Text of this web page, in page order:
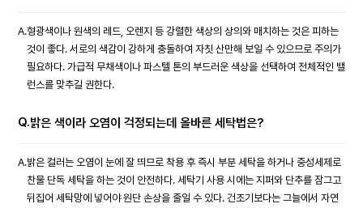
A.형광색이나 원색의 레드, 오렌지 등 강렬한 색상의 상의와 매치하는 것은 피하는
것이 좋다. 서로의 색감이 강하게 충돌하여 자칫 산만해 보일 수 있으므로 주의가
필요하다. 가급적 무채색이나 파스텔 톤의 부드러운 색상을 선택하여 전체적인 밸
런스를 맞추길 권한다.
Q.밝은 색이라 오염이 걱정되는데 올바른 세탁법은?
A.밝은 컬러는 오염이 눈에 잘 띄므로 착용 후 즉시 부분 세탁을 하거나 중성세제로
찬물 단독 세탁을 하는 것이 안전하다. 세탁기 사용 시에는 지퍼와 단추를 잠그고
뒤집어 세탁망에 넣어야 원단 손상을 줄일 수 있다. 건조기보다는 그늘에서 자연